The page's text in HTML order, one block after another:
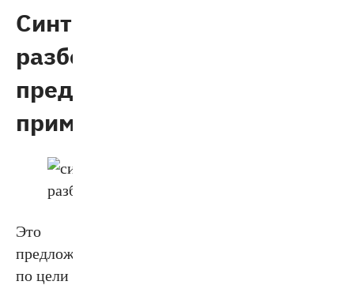
Синтаксический
разбор
предложения:
пример
Это
предложение
по цели